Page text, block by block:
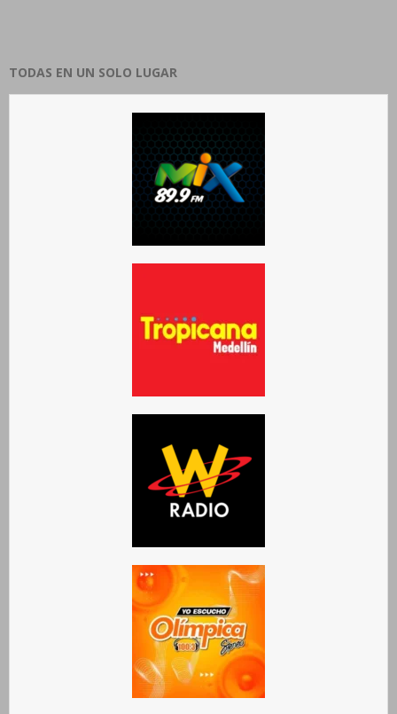
TODAS EN UN SOLO LUGAR